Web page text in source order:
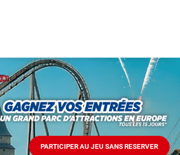
PARTICIPER AU JEU SANS RESERVER
PARTICIPER